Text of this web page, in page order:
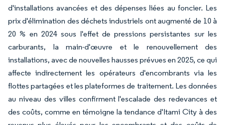
d'installations avancées et des dépenses liées au foncier. Les
prix d'élimination des déchets industriels ont augmenté de 10 à
20 % en 2024 sous l'effet de pressions persistantes sur les
carburants, la main-d'œuvre et le renouvellement des
installations, avec de nouvelles hausses prévues en 2025, ce qui
affecte indirectement les opérateurs d'encombrants via les
flottes partagées et les plateformes de traitement. Les données
au niveau des villes confirment l'escalade des redevances et
des coûts, comme en témoigne la tendance d'Itami City à des